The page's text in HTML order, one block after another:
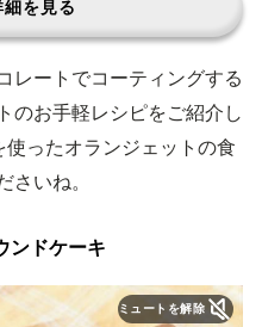
を見る
レートでコーティングする
のお手軽レシピをご紹介し
ったオランジェットの食
いね。
ンドケーキ
ミュートを解除